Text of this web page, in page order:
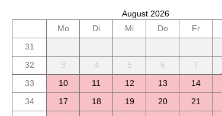
August 2026
Mo
Di Mi Do Fr
31
32
3 4 5 6 7
33
10 11 12 13 14
34
17 18 19 20 21